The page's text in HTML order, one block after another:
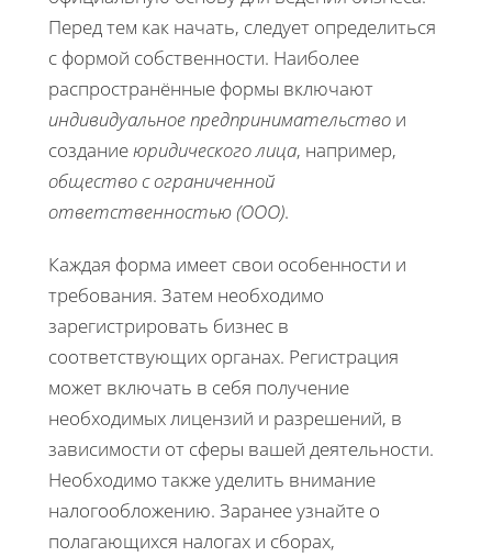
Перед тем как начать, следует определиться
с формой собственности. Наиболее
распространённые формы включают
индивидуальное предпринимательство и
созданиеюридического лица, например,
общество с ограниченной
ответственностью (ООО).
Каждая форма имеет свои особенности и
требования. Затем необходимо
зарегистрировать бизнес в
соответствующих органах. Регистрация
может включать в себя получение
необходимых лицензий и разрешений, в
зависимости от сферы вашей деятельности.
Необходимо также уделить внимание
налогообложению. Заранее узнайте о
полагающихся налогах и сборах,